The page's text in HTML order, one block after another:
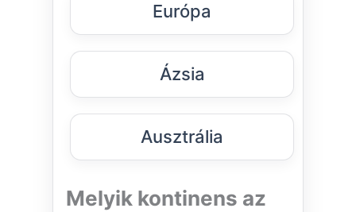
Európa
Ázsia
Ausztrália
Melyik kontinens az